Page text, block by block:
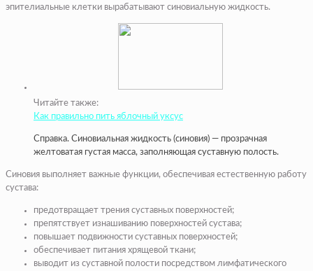
эпителиальные клетки вырабатывают синовиальную жидкость.
Читайте также:
Как правильно пить яблочный уксус
Справка. Синовиальная жидкость (синовия) — прозрачная
желтоватая густая масса, заполняющая суставную полость.
Синовия выполняет важные функции, обеспечивая естественную работу
сустава:
предотвращает трения суставных поверхностей;
препятствует изнашиванию поверхностей сустава;
повышает подвижности суставных поверхностей;
обеспечивает питания хрящевой ткани;
выводит из суставной полости посредством лимфатического